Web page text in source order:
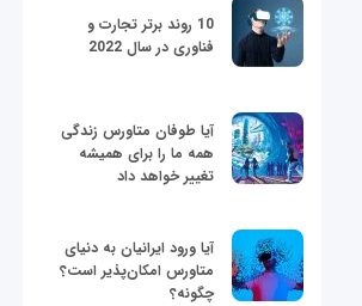
10 روند برتر تجارت و
فناوری در سال 2022
آیا طوفان متاورس زندگی
همه ما را برای همیشه
تغییر خواهد داد
آیا ورود ایرانیان به دنیای
متاورس امکان‌پذیر است؟
چگونه؟